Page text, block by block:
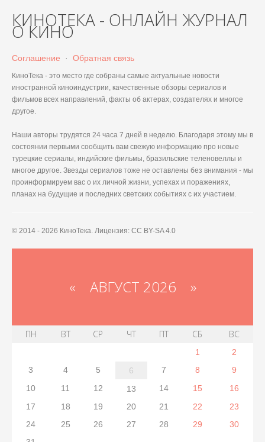
КИНОТЕКА - ОНЛАЙН ЖУРНАЛ
О КИНО
Соглашение · Обратная связь
КиноТека - это место где собраны самые актуальные новости
иностранной киноиндустрии, качественные обзоры сериалов и
фильмов всех направлений, факты об актерах, создателях и многое
другое.
Наши авторы трудятся 24 часа 7 дней в неделю. Благодаря этому мы в
состоянии первыми сообщить вам свежую информацию про новые
турецкие сериалы, индийские фильмы, бразильские теленовеллы и
многое другое. Звезды сериалов тоже не оставлены без внимания - мы
проинформируем вас о их личной жизни, успехах и поражениях,
планах на будущие и последних светских событиях с их участием.
© 2014 - 2026 КиноТека. Лицензия: CC BY-SA 4.0
« АВГУСТ 2026 »
ПН ВТ СР ЧТ ПТ СБ ВС
1
2
3
4 5 6 7 8
9
10
11 12 13 14 15
16
17
18 19 20 21 22
23
24
25 26 27 28 29
30